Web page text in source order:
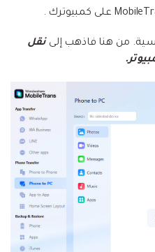
من هنا فاذهب إلى نقل